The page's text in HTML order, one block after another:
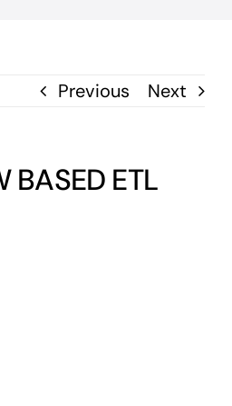
Previous Next
BASED ETL